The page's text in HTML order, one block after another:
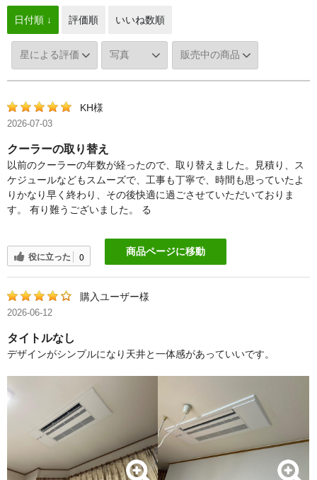
日付順 ↓ 評価順 いいね数順
KH様
2026-07-03
クーラーの取り替え
以前のクーラーの年数が経ったので、取り替えました。見積り、ス
ケジュールなどもスムーズで、工事も丁寧で、時間も思っていたよ
りかなり早く終わり、その後快適に過ごさせていただいておりま
す。 有り難うございました。 る
役に立った 0 商品ページに移動
購入ユーザー様
2026-06-12
タイトルなし
デザインがシンプルになり天井と一体感があっていいです。